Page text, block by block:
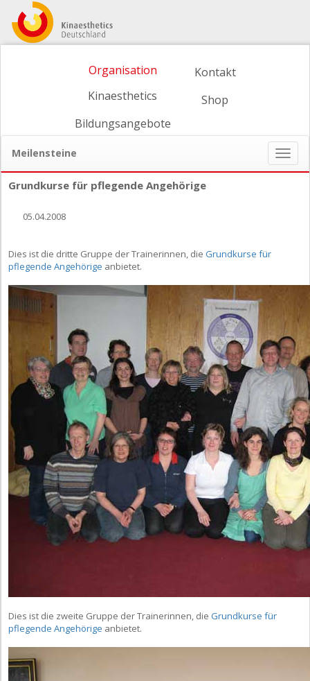
Organisation
Kinaesthetics
Bildungsangebote
Kontakt
Shop
Meilensteine
ein-/
Grundkurse für pflegende Angehörige
05.04.2008
Dies ist die dritte Gruppe der Trainerinnen, die Grundkurse für
pflegende Angehörige anbietet.
Dies ist die zweite Gruppe der Trainerinnen, die Grundkurse für
pflegende Angehörige anbietet.